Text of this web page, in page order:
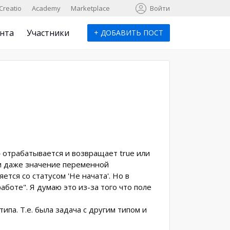
Creatio Academy Marketplace Войти
Участники + ДОБАВИТЬ ПОСТ
и возвращает true или
даже значение переменной
со статусом 'Не начата'. Но в
Я думаю это из-за того что поле
Т.е. была задача с другим типом и